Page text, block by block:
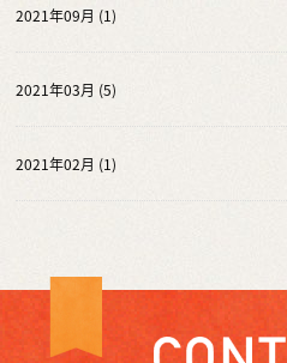
2021年09月 (1)
2021年03月 (5)
2021年02月 (1)